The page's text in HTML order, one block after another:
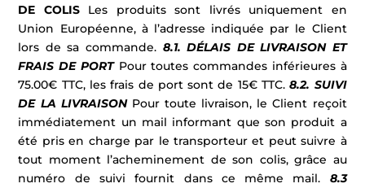
DE COLISLes produits sont livrés uniquement en
Union Européenne, à l’adresse indiquée par le Client
lors de sa commande. 8.1. DÉLAIS DE LIVRAISON ET
FRAIS DE PORTPour toutes commandes inférieures à
75.00€ TTC, les frais de port sont de 15€ TTC.8.2. SUIVI
DE LA LIVRAISONPour toute livraison, le Client reçoit
immédiatement un mail informant que son produit a
été pris en charge par le transporteur et peut suivre à
tout moment l’acheminement de son colis, grâce au
numéro de suivi fournit dans ce même mail. 8.3